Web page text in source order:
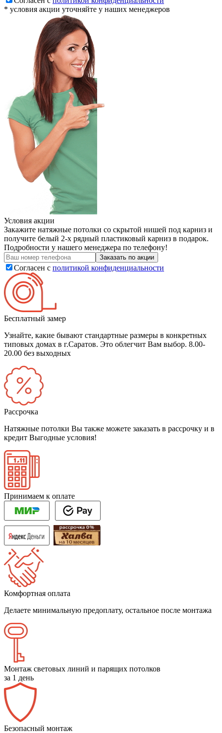
* условия акции уточняйте у наших менеджеров
Условия акции
Закажите натяжные потолки со скрытой нишей под карниз и
получите белый 2-х рядный пластиковый карниз в подарок.
Подробности у нашего менеджера по телефону!
Заказать по акции
Согласен с политикой конфиденциальности
Бесплатный замер
Узнайте, какие бывают стандартные размеры в конкретных
типовых домах в г.Саратов. Это облегчит Вам выбор. 8.00-
20.00 без выходных
Рассрочка
Натяжные потолки Вы также можете заказать в рассрочку и в
кредит Выгодные условия!
Принимаем к оплате
Комфортная оплата
Делаете минимальную предоплату, остальное после монтажа
Монтаж световых линий и парящих потолков
за 1 день
Безопасный монтаж